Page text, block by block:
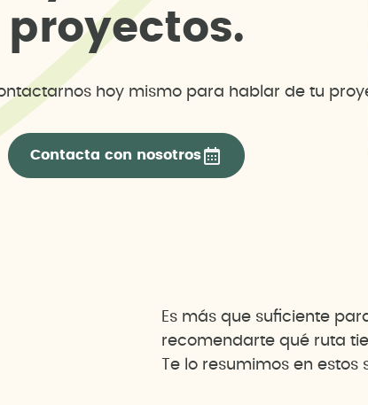
proyectos.
hoy mismo para hablar de tu
Contacta con nosotros
Es más que suficiente
recomendarte qué ruta
Te lo resumimos en estos